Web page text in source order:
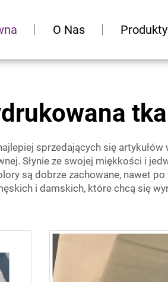
O Nas Produkty
sprzedających się
Słynie ze swojej miękkości i
są dobrze zachowane, nawet
i damskich, które chcą się